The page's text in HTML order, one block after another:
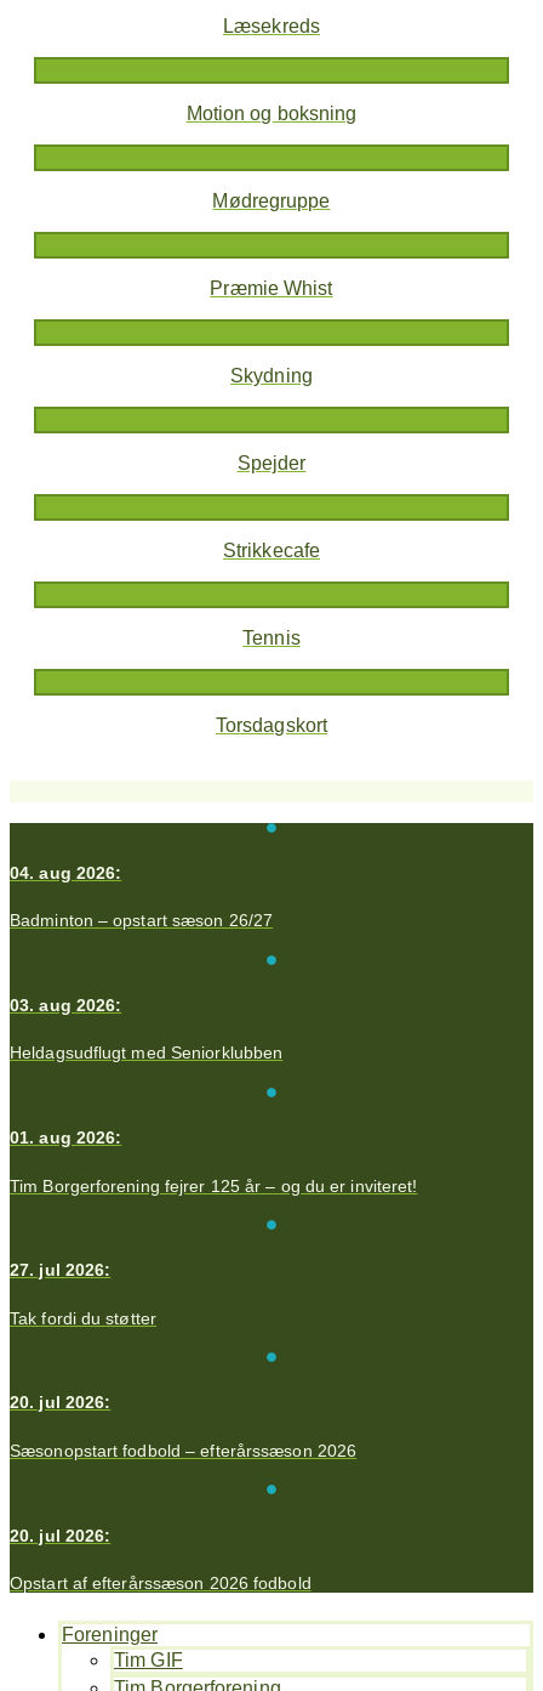
Læsekreds
Motion og boksning
Mødregruppe
Præmie Whist
Skydning
Spejder
Strikkecafe
Tennis
Torsdagskort
04. aug 2026:
Badminton – opstart sæson 26/27
03. aug 2026:
Heldagsudflugt med Seniorklubben
01. aug 2026:
Tim Borgerforening fejrer 125 år – og du er inviteret!
27. jul 2026:
Tak fordi du støtter
20. jul 2026:
Sæsonopstart fodbold – efterårssæson 2026
20. jul 2026:
Opstart af efterårssæson 2026 fodbold
Foreninger
Tim GIF